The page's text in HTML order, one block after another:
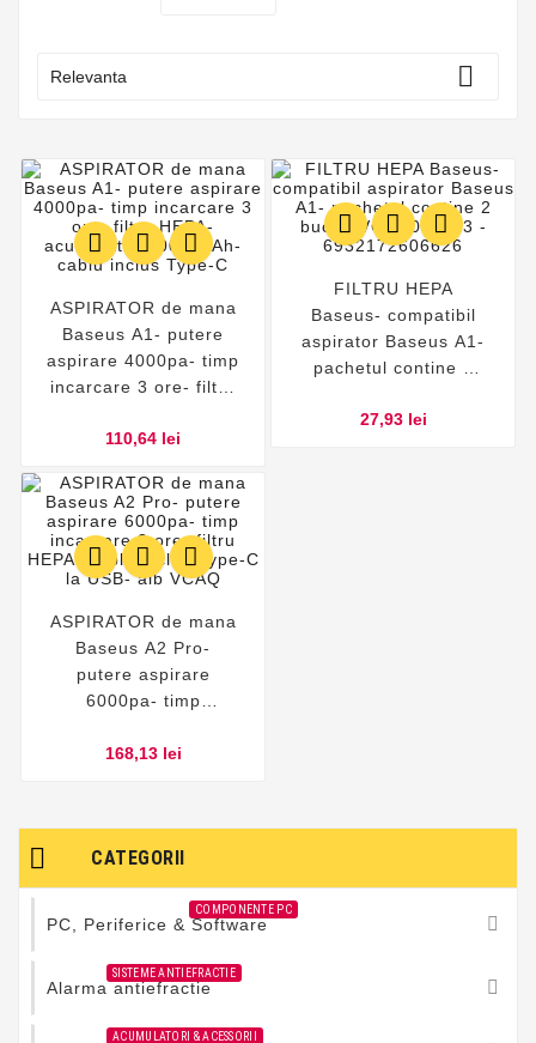
Relevanta 
  
ASPIRATOR de mana
Baseus A1- putere
aspirare 4000pa- timp
incarcare 3 ore- filtru
2000 mAh- cablu
110,64 lei
  
FILTRU HEPA
Baseus- compatibil
aspirator Baseus A1-
pachetul contine 2
6932172606626
27,93 lei
  
ASPIRATOR de mana
Baseus A2 Pro-
putere aspirare
6000pa- timp
HEPA- cablu inclus
168,13 lei
CATEGORII

PC, Periferice & Software
COMPONENTE PC

Alarma antiefractie
SISTEME ANTIEFRACTIE

ACUMULATORI & ACESSORII